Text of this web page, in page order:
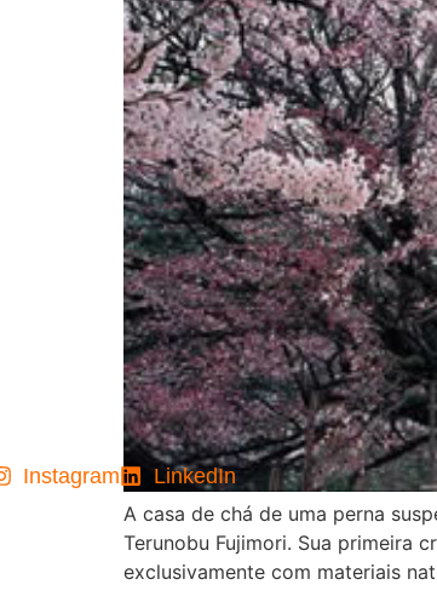
A casa de chá de uma perna
Terunobu Fujimori. Sua primeira
exclusivamente com materiais
Instagram LinkedIn